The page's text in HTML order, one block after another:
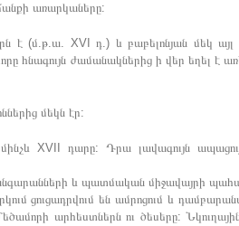
առարկաները:
է (մ.թ.ա. XVI դ.) և բաբելոնյան մեկ
հնագույն ժամանակներից ի վեր եղել է
մեկն էր:
XVII դարը: Դրա լավագույն
և պատմական միջավայրի
ցուցադրվում են ամրոցում և
արհեստներն ու ծեսերը: